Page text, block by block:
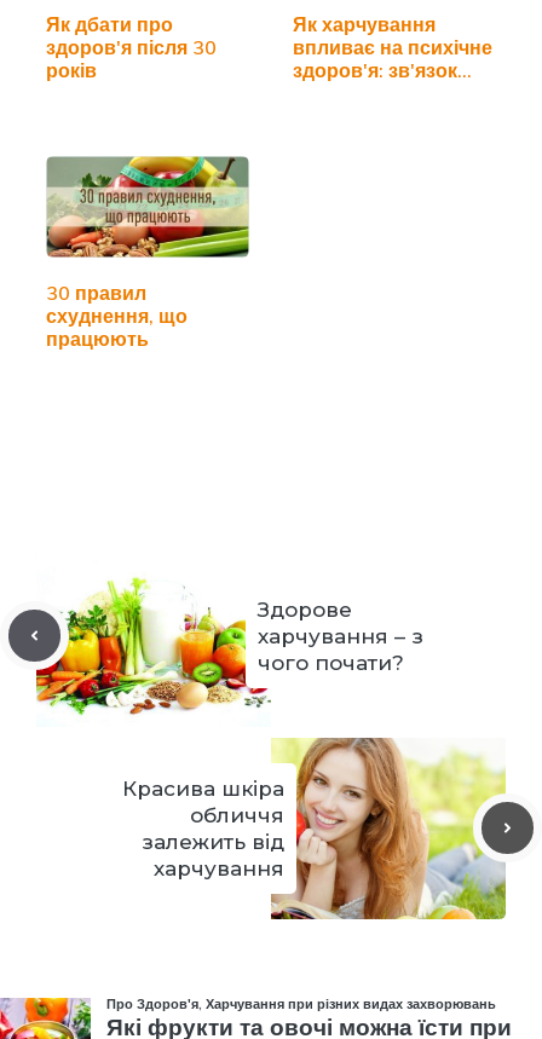
Як дбати про
здоров'я після 30
років
Як харчування
впливає на психічне
здоров'я: зв'язок…
30 правил
схуднення, що
працюють
Здорове
харчування – з
чого почати?
Красива шкіра
обличчя
залежить від
харчування